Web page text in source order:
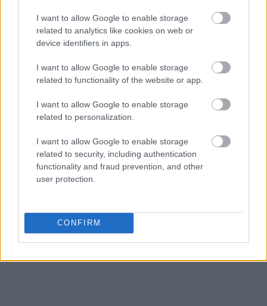
I want to allow Google to enable storage
related to analytics like cookies on web or
device identifiers in apps.
I want to allow Google to enable storage
related to functionality of the website or app.
I want to allow Google to enable storage
related to personalization.
I want to allow Google to enable storage
related to security, including authentication
functionality and fraud prevention, and other
user protection.
CONFIRM